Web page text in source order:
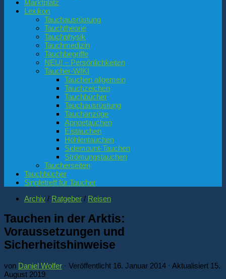
Marktplatz
Lexikon
Tauchausrüstung
Tauchtheorie
Tauchphysik
Tauchmedizin
Tauchbegriffe
NEU! – Persönlichkeiten
Taucher-WIKI
Tauchen allgemein
Tauchzeichen
Tauchbücher
Tauchausrüstung
Tauchanzüge
Apnoetauchen
Eistauchen
Höhlentauchen
Sidemount-Tauchen
Strömungstauchen
Taucherseiten
Tauchbücher
Singletreff für Taucher
Archiv / Ratgeber / Reisen
Tauchen in der Arktis:
Voraussetzungen und
Sicherheitshinweise
von Daniel Wolfer · Veröffentlicht 16. Januar 2014 · Aktualisiert 15.
August 2019